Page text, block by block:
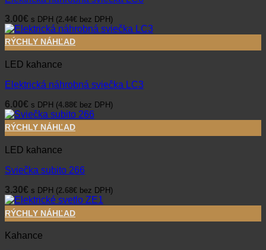
3.00€ s DPH (2.44€ bez DPH)
RÝCHLY NÁHĽAD
LED kahance
Elektrická náhrobná sviečka LC3
6.00€ s DPH (4.88€ bez DPH)
RÝCHLY NÁHĽAD
LED kahance
Sviečka subito 266
3.30€ s DPH (2.68€ bez DPH)
RÝCHLY NÁHĽAD
Kahance